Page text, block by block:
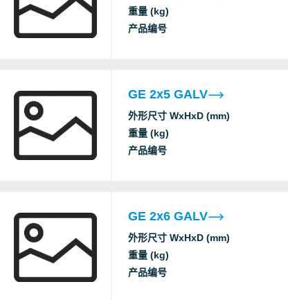
重量 (kg)
产品编号
GE 2x5 GALV
外形尺寸 WxHxD (mm)
重量 (kg)
产品编号
GE 2x6 GALV
外形尺寸 WxHxD (mm)
重量 (kg)
产品编号